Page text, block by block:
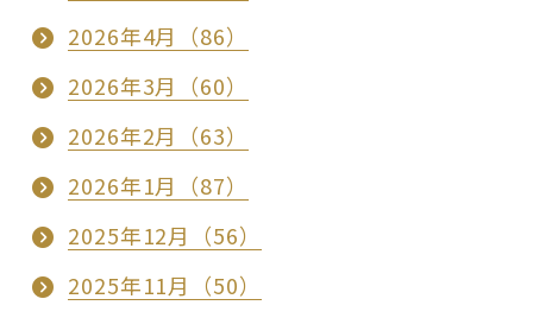
2026年4月（86）
2026年3月（60）
2026年2月（63）
2026年1月（87）
2025年12月（56）
2025年11月（50）